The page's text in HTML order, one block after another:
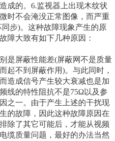
成的。6.监视器上出现木纹状
时不会淹没正常图像，而严重
步)。这种故障现象产生的原
障大致有如下几种原因：
是屏蔽性能差(屏蔽网不是质量
起不到屏蔽作用)。与此同时，
造成信号产生较大衰减也是加
线的特性阻抗不是75Ω以及参
之一。由于产生上述的干扰现
的故障，因此这种故障原因在
除了其它可能后，才能从视频
缆质量问题，最好的办法当然